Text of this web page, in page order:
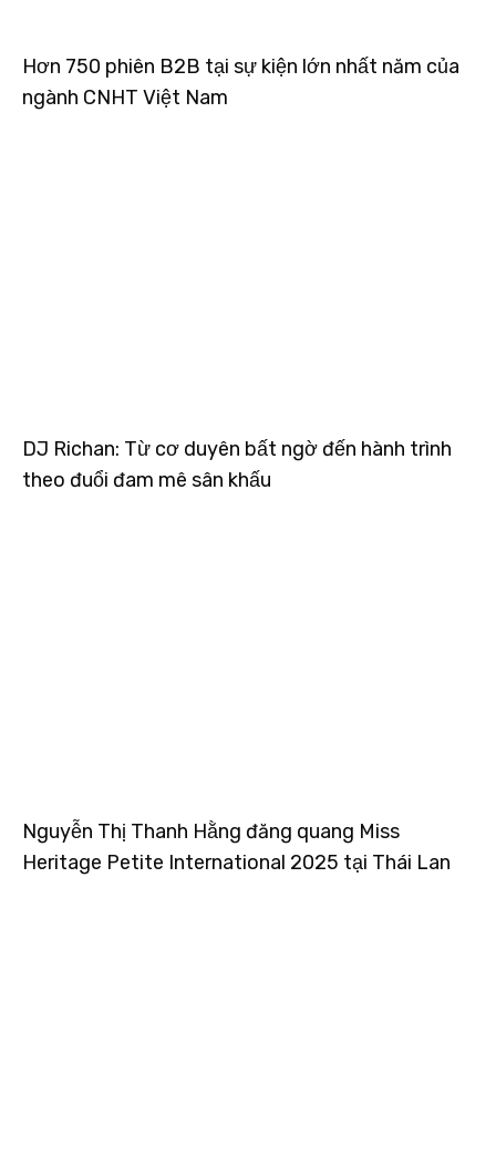
Hơn 750 phiên B2B tại sự kiện lớn nhất năm của
ngành CNHT Việt Nam
DJ Richan: Từ cơ duyên bất ngờ đến hành trình
theo đuổi đam mê sân khấu
Nguyễn Thị Thanh Hằng đăng quang Miss
Heritage Petite International 2025 tại Thái Lan